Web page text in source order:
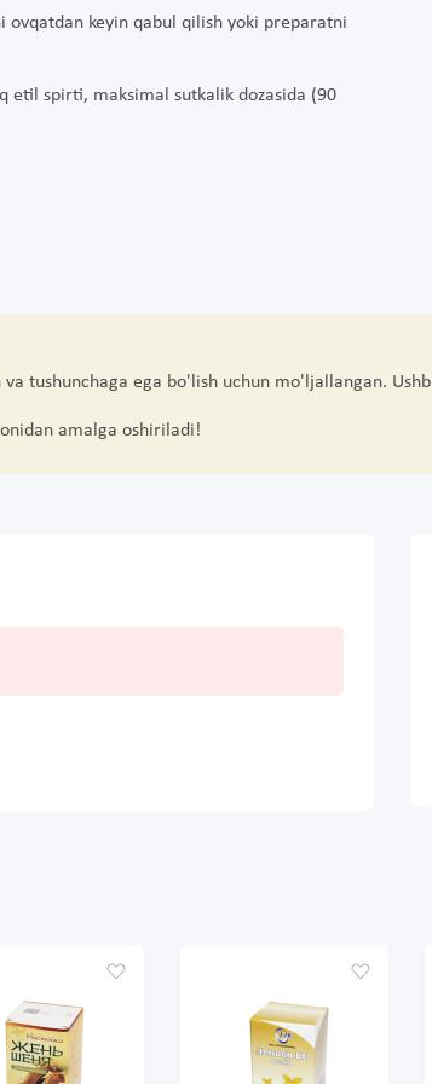
keyin qabul qilish yoki preparatni
etil spirti, maksimal sutkalik dozasida (90
tushunchaga ega bo'lish uchun mo'ljallangan.
amalga oshiriladi!